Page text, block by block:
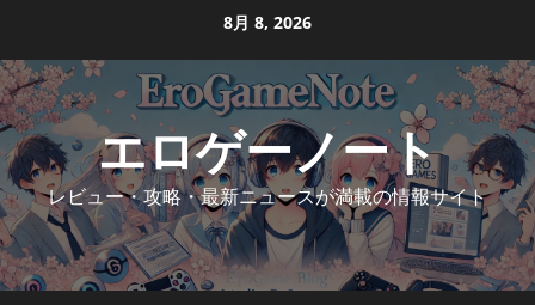
content
8月 8, 2026
エロゲーノート
レビュー・攻略・最新ニュースが満載の情報サイト